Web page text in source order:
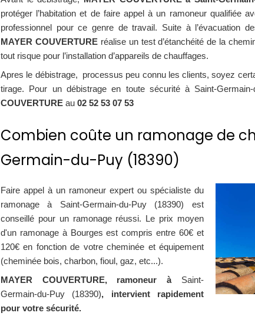
protéger l’habitation et de faire appel à un ramoneur qualifiée
professionnel pour ce genre de travail. Suite à l’évacuation
MAYER COUVERTUREréalise un test d’étanchéité de la
tout risque pour l’installation d’appareils de chauffages.
Apres le débistrage, processus peu connu les clients, soyez
tirage. Pour un débistrage en toute sécurité à Saint-
COUVERTURE au 02 52 53 07 53
Combien coûte un ramonage de
Germain-du-Puy (18390)
Faire appel à un ramoneur expert ou spécialiste du
ramonage à Saint-Germain-du-Puy (18390) est
conseillé pour un ramonage réussi. Le prix moyen
d'un ramonage à Bourges est compris entre 60€ et
120€ en fonction de votre cheminée et équipement
(cheminée bois, charbon, fioul, gaz, etc...).
MAYER COUVERTURE, ramoneur à Saint-
Germain-du-Puy (18390), intervient rapidement
pour votre sécurité.